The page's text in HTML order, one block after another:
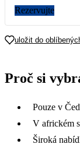
Rezervujte
uložit do
Proč si
Pouze v
V africkém
Široká